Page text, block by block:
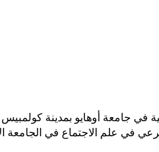
علم الاجتماع في الجامعة